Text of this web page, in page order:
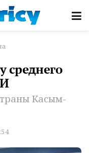
среднего
Касым-